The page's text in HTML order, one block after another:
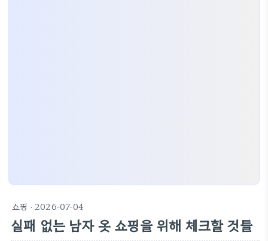
쇼핑 · 2026-07-04
실패 없는 남자 옷 쇼핑을 위해 체크할 것들